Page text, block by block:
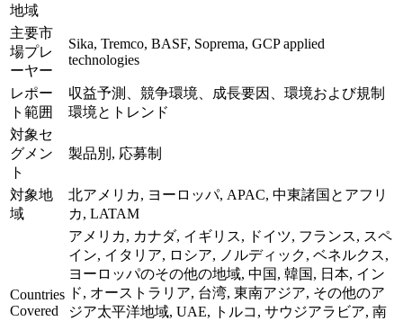
地域
主要市
場プレ
ーヤー
Sika, Tremco, BASF, Soprema, GCP applied
technologies
レポー
ト範囲
収益予測、競争環境、成長要因、環境および規制
環境とトレンド
対象セ
グメン
ト
製品別, 応募制
対象地
域
北アメリカ, ヨーロッパ, APAC, 中東諸国とアフリ
カ, LATAM
Countries
Covered
アメリカ, カナダ, イギリス, ドイツ, フランス, スペ
イン, イタリア, ロシア, ノルディック, ベネルクス,
ヨーロッパのその他の地域, 中国, 韓国, 日本, イン
ド, オーストラリア, 台湾, 東南アジア, その他のア
ジア太平洋地域, UAE, トルコ, サウジアラビア, 南